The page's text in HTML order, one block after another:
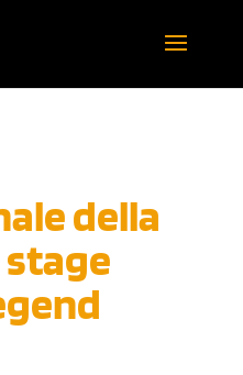
della
stage